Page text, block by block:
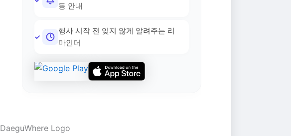
동 안내
행사 시작 전 잊지 않게 알려주는 리
마인더